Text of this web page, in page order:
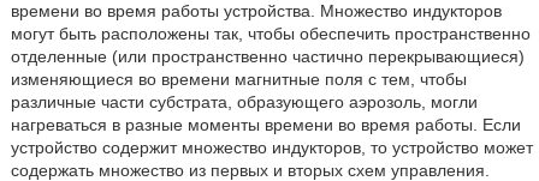
времени во время работы устройства. Множество индукторов
могут быть расположены так, чтобы обеспечить пространственно
отделенные (или пространственно частично перекрывающиеся)
изменяющиеся во времени магнитные поля с тем, чтобы
различные части субстрата, образующего аэрозоль, могли
нагреваться в разные моменты времени во время работы. Если
устройство содержит множество индукторов, то устройство может
содержать множество из первых и вторых схем управления.